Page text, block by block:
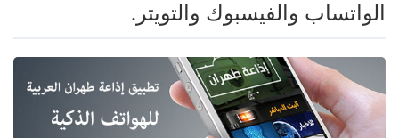
الواتساب والفيسبوك والتويتر.